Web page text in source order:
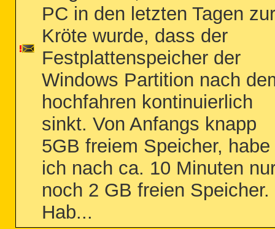
PC in den letzten Tagen zur
Kröte wurde, dass der
Festplattenspeicher der
Windows Partition nach
hochfahren kontinuierlich
sinkt. Von Anfangs knapp
5GB freiem Speicher, habe
ich nach ca. 10 Minuten
noch 2 GB freien Speicher.
Hab...